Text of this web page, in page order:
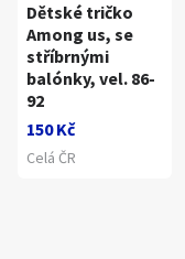
Dětské tričko
Among us, se
stříbrnými
balónky, vel. 86-
92
150 Kč
Celá ČR